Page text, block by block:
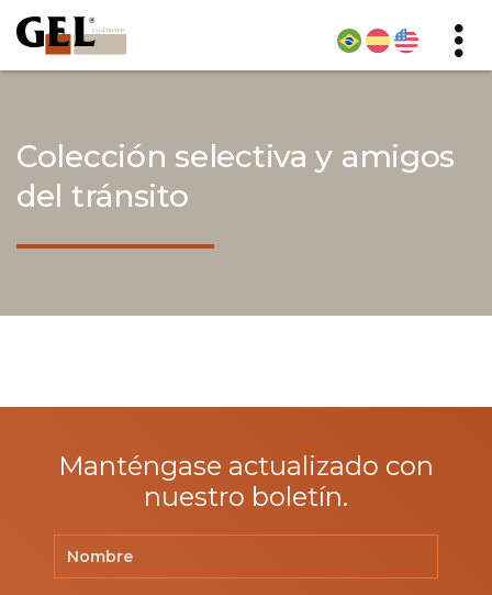
Colección selectiva y amigos
del tránsito
Manténgase actualizado con
nuestro boletín.